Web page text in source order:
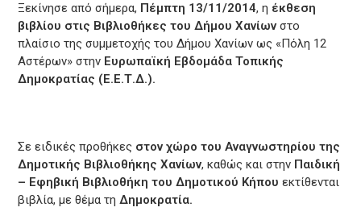
Ξεκίνησε από σήμερα, Πέμπτη 13/11/2014, η έκθεση
βιβλίου στις Βιβλιοθήκες του Δήμου Χανίων στο
πλαίσιο της συμμετοχής του Δήμου Χανίων ως «Πόλη 12
Αστέρων» στην Ευρωπαϊκή Εβδομάδα Τοπικής
Δημοκρατίας (Ε.Ε.Τ.Δ.).
Σε ειδικές προθήκες στον χώρο του Αναγνωστηρίου της
Δημοτικής Βιβλιοθήκης Χανίων, καθώς και στην Παιδική
– Εφηβική Βιβλιοθήκη του Δημοτικού Κήπου εκτίθενται
βιβλία, με θέμα τηΔημοκρατία.